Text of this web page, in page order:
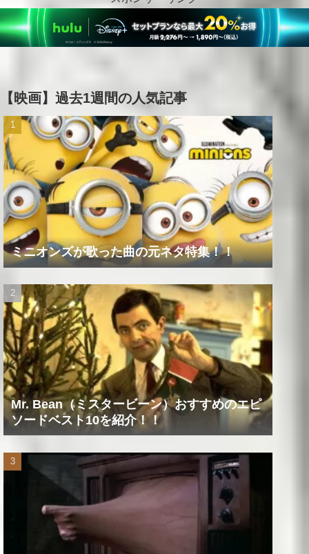
【映画】過去1週間の人気記事
ミニオンズが歌った曲の元ネタ特集！！
Mr. Bean（ミスタービーン）おすすめのエピ
ソードベスト10を紹介！！